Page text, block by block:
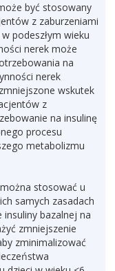
być stosowany
z zaburzeniami
podeszłym wieku
nerek może
na
nerek
wskutek
z
na insulinę
procesu
metabolizmu
stosować u
samych zasadach
insuliny bazalnej na
zmniejszenie
zminimalizować